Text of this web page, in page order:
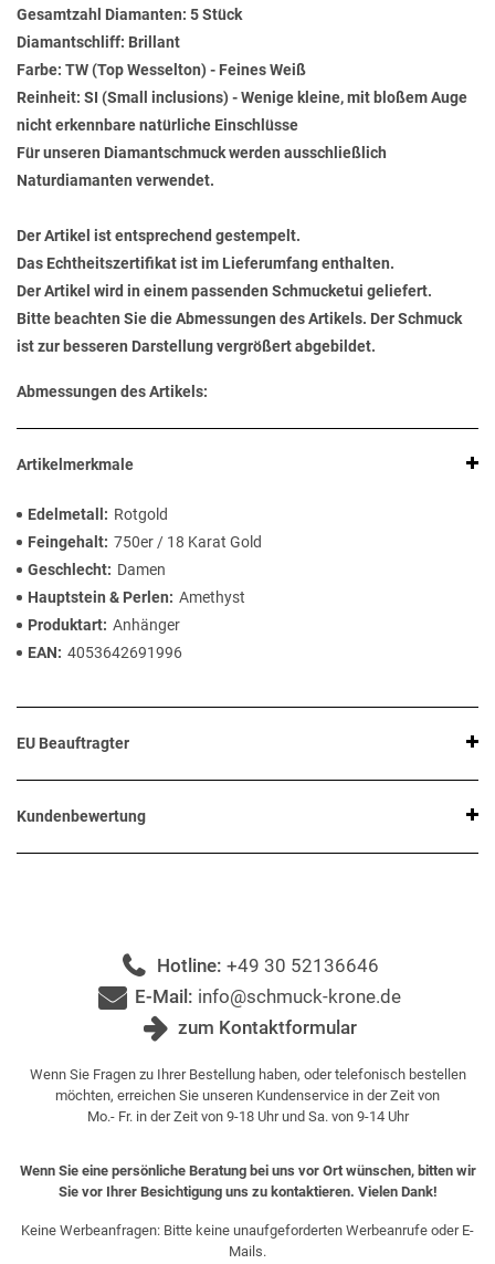
Gesamtzahl Diamanten: 5 Stück
Diamantschliff: Brillant
Farbe: TW (Top Wesselton) - Feines Weiß
Reinheit: SI (Small inclusions) - Wenige kleine, mit bloßem Auge
nicht erkennbare natürliche Einschlüsse
Für unseren Diamantschmuck werden ausschließlich
Naturdiamanten verwendet.
Der Artikel ist entsprechend gestempelt.
Das Echtheitszertifikat ist im Lieferumfang enthalten.
Der Artikel wird in einem passenden Schmucketui geliefert.
Bitte beachten Sie die Abmessungen des Artikels. Der Schmuck
ist zur besseren Darstellung vergrößert abgebildet.
Abmessungen des Artikels:
Artikelmerkmale
Edelmetall
Rotgold
Feingehalt 750er / 18 Karat Gold
Geschlecht
Damen
Hauptstein & Perlen
Amethyst
Produktart Anhänger
EAN
4053642691996
EU Beauftragter
Kundenbewertung
Hotline: +49 30 52136646
E-Mail: info@schmuck-krone.de
zum Kontaktformular
Wenn Sie Fragen zu Ihrer Bestellung haben, oder telefonisch bestellen
möchten, erreichen Sie unseren Kundenservice in der Zeit von
Mo.- Fr. in der Zeit von 9-18 Uhr und Sa. von 9-14 Uhr
Wenn Sie eine persönliche Beratung bei uns vor Ort wünschen, bitten wir
Sie vor Ihrer Besichtigung uns zu kontaktieren. Vielen Dank!
Keine Werbeanfragen: Bitte keine unaufgeforderten Werbeanrufe oder E-
Mails.